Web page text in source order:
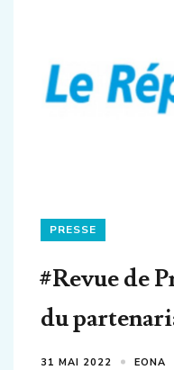
PRESSE
#Revue de
du
31 MAI 2022 EONA